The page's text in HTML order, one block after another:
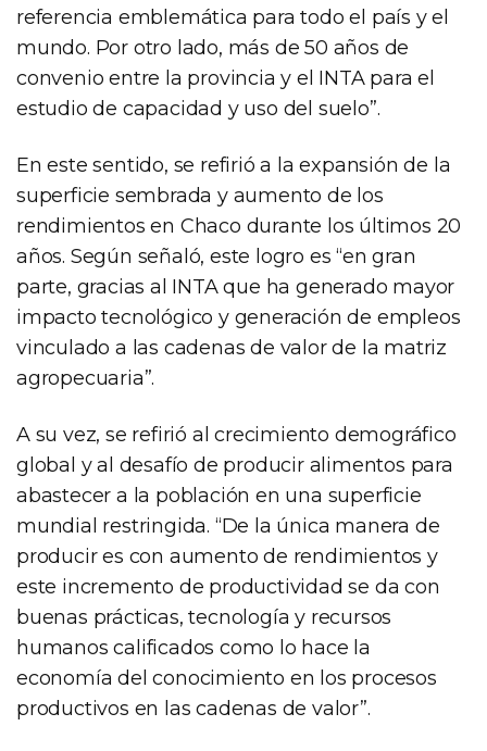
referencia emblemática para todo el país y el
mundo. Por otro lado, más de 50 años de
convenio entre la provincia y el INTA para el
estudio de capacidad y uso del suelo”.
En este sentido, se refirió a la expansión de la
superficie sembrada y aumento de los
rendimientos en Chaco durante los últimos 20
años. Según señaló, este logro es “en gran
parte, gracias al INTA que ha generado mayor
impacto tecnológico y generación de empleos
vinculado a las cadenas de valor de la matriz
agropecuaria”.
A su vez, se refirió al crecimiento demográfico
global y al desafío de producir alimentos para
abastecer a la población en una superficie
mundial restringida. “De la única manera de
producir es con aumento de rendimientos y
este incremento de productividad se da con
buenas prácticas, tecnología y recursos
humanos calificados como lo hace la
economía del conocimiento en los procesos
productivos en las cadenas de valor”.